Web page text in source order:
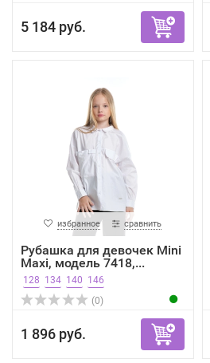
5 184 руб.
избранное сравнить
Рубашка для девочек Mini
Maxi, модель 7418,...
128 134 140 146
(0)
1 896 руб.